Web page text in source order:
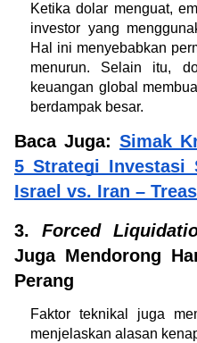
Ketika dolar menguat,
investor yang
Hal ini menyebabkan
menurun. Selain itu,
keuangan global
berdampak besar.
Baca Juga: Simak
5 Strategi Investasi
Israel vs. Iran –
3. Forced
Juga Mendorong
Perang
Faktor teknikal juga
menjelaskan alasan